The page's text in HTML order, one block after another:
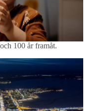
100 år framåt.